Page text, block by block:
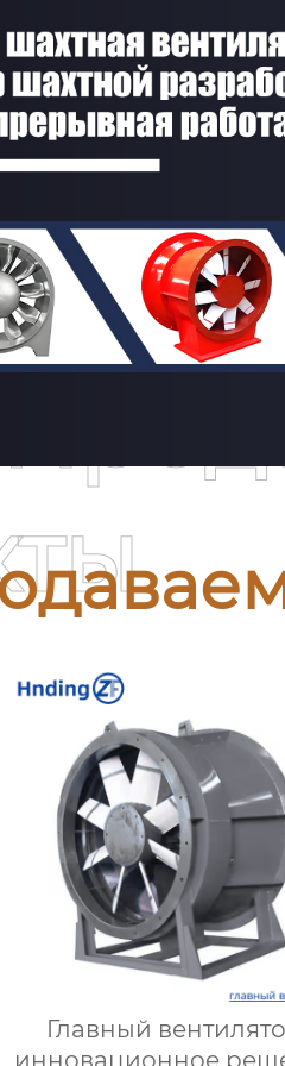
Главный
инновационное